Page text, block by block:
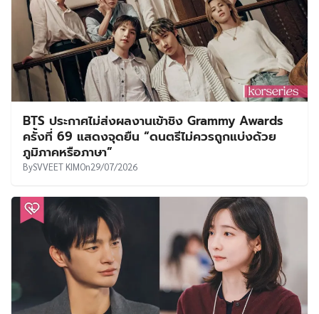
BTS ประกาศไม่ส่งผลงานเข้าชิง Grammy Awards
ครั้งที่ 69 แสดงจุดยืน “ดนตรีไม่ควรถูกแบ่งด้วย
ภูมิภาคหรือภาษา”
BySVVEET KIMOn29/07/2026